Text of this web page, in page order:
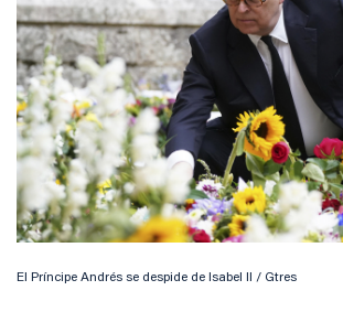
El Príncipe Andrés se despide de Isabel II / Gtres